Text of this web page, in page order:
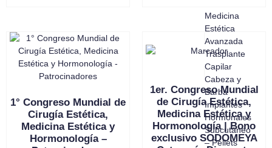
Medicina
Estética
Avanzada
Trasplante
Capilar
Cabeza y
Barba
Implantes
Hormonales
Subcutáneo
– Pellets
1° Congreso Mundial de
Cirugía Estética,
Medicina Estética y
Hormonología –
1er. Congreso Mundial
de Cirugía Estética,
Medicina Estética y
Hormonología | Bono
exclusivo SODOMEYA